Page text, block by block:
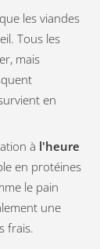
les viandes
Tous les
mais
en
à l'heure
en protéines
le pain
une
frais.